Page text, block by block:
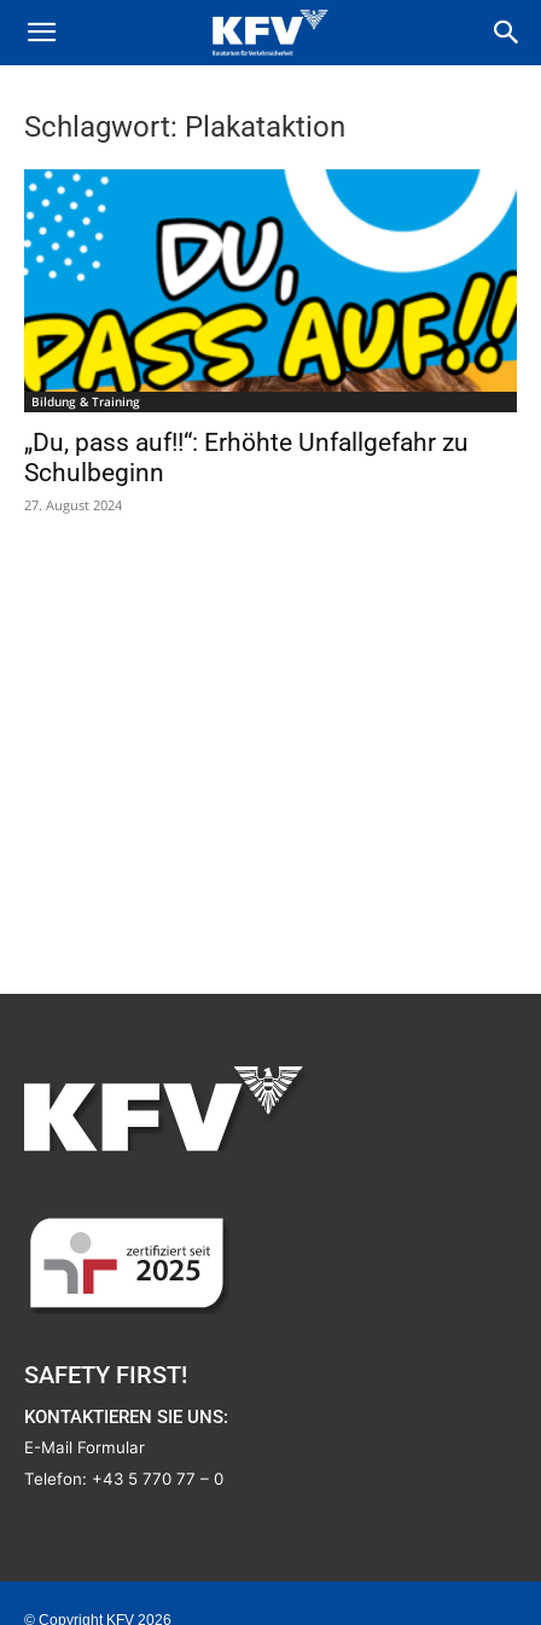
Schlagwort: Plakataktion
Bildung & Training
„Du, pass auf!!“: Erhöhte Unfallgefahr zu
Schulbeginn
27. August 2024
SAFETY FIRST!
KONTAKTIEREN SIE UNS:
E-Mail Formular
Telefon: +43 5 770 77 – 0
© Copyright KFV 2026